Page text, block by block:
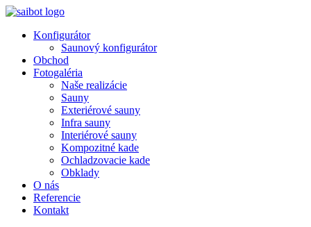
Preskočiť
obsah
Konfigurátor
Saunový konfigurátor
Obchod
Fotogaléria
Naše realizácie
Sauny
Exteriérové sauny
Infra sauny
Interiérové sauny
Kompozitné kade
Ochladzovacie kade
Obklady
O nás
Referencie
Kontakt